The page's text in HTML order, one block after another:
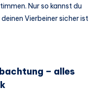
Nur so kannst du
Vierbeiner sicher ist
– alles